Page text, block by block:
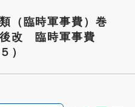
（臨時軍事費）巻
改 臨時軍事費
）